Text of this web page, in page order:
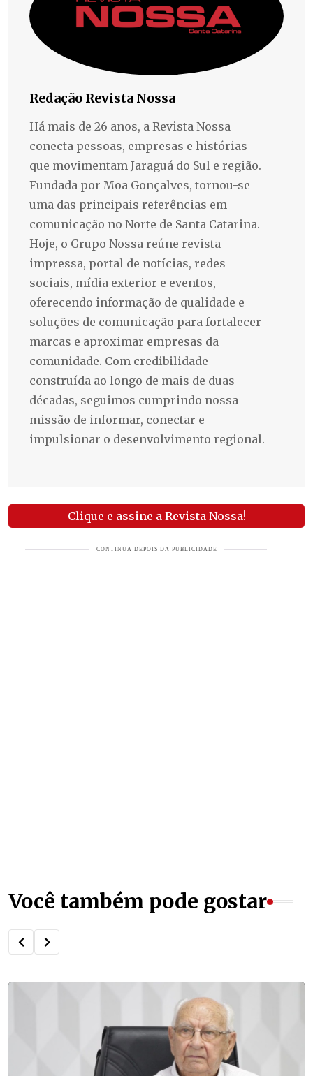
Redação Revista Nossa
Há mais de 26 anos, a Revista Nossa
conecta pessoas, empresas e histórias
que movimentam Jaraguá do Sul e região.
Fundada por Moa Gonçalves, tornou-se
uma das principais referências em
comunicação no Norte de Santa Catarina.
Hoje, o Grupo Nossa reúne revista
impressa, portal de notícias, redes
sociais, mídia exterior e eventos,
oferecendo informação de qualidade e
soluções de comunicação para fortalecer
marcas e aproximar empresas da
comunidade. Com credibilidade
construída ao longo de mais de duas
décadas, seguimos cumprindo nossa
missão de informar, conectar e
impulsionar o desenvolvimento regional.
Clique e assine a Revista Nossa!
Você também pode gostar